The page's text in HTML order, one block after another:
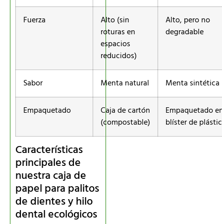
Fuerza
Alto (sin
roturas en
espacios
reducidos)
Alto, pero no
degradable
Sabor Menta natural Menta sintética
Empaquetado
Caja de cartón
(compostable)
Empaquetado
blíster de
Características
principales de
nuestra caja de
papel para palitos
de dientes y hilo
dental ecológicos